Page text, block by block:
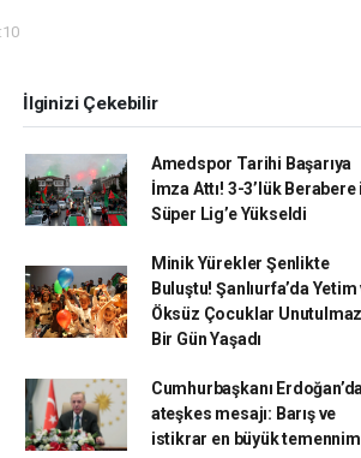
İlginizi Çekebilir
Amedspor Tarihi Başarıya
İmza Attı! 3-3’lük Berabere
Süper Lig’e Yükseldi
Minik Yürekler Şenlikte
Buluştu! Şanlıurfa’da Yetim
Öksüz Çocuklar Unutulmaz
Bir Gün Yaşadı
Cumhurbaşkanı
ateşkes mesajı: Barış ve
istikrar en büyük